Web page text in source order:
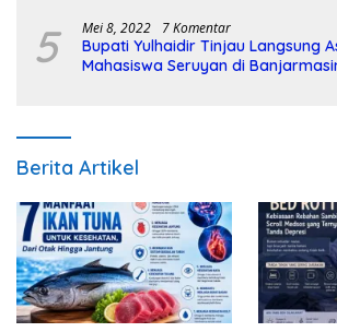
5 Mei 8, 2022 7 Komentar
Bupati Yulhaidir Tinjau Langsung
Mahasiswa Seruyan di
Berita Artikel